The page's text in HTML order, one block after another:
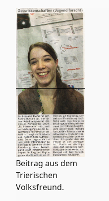
Beitrag aus dem
Trierischen
Volksfreund.